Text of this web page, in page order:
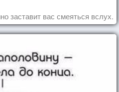
заставит вас смеяться вслух.